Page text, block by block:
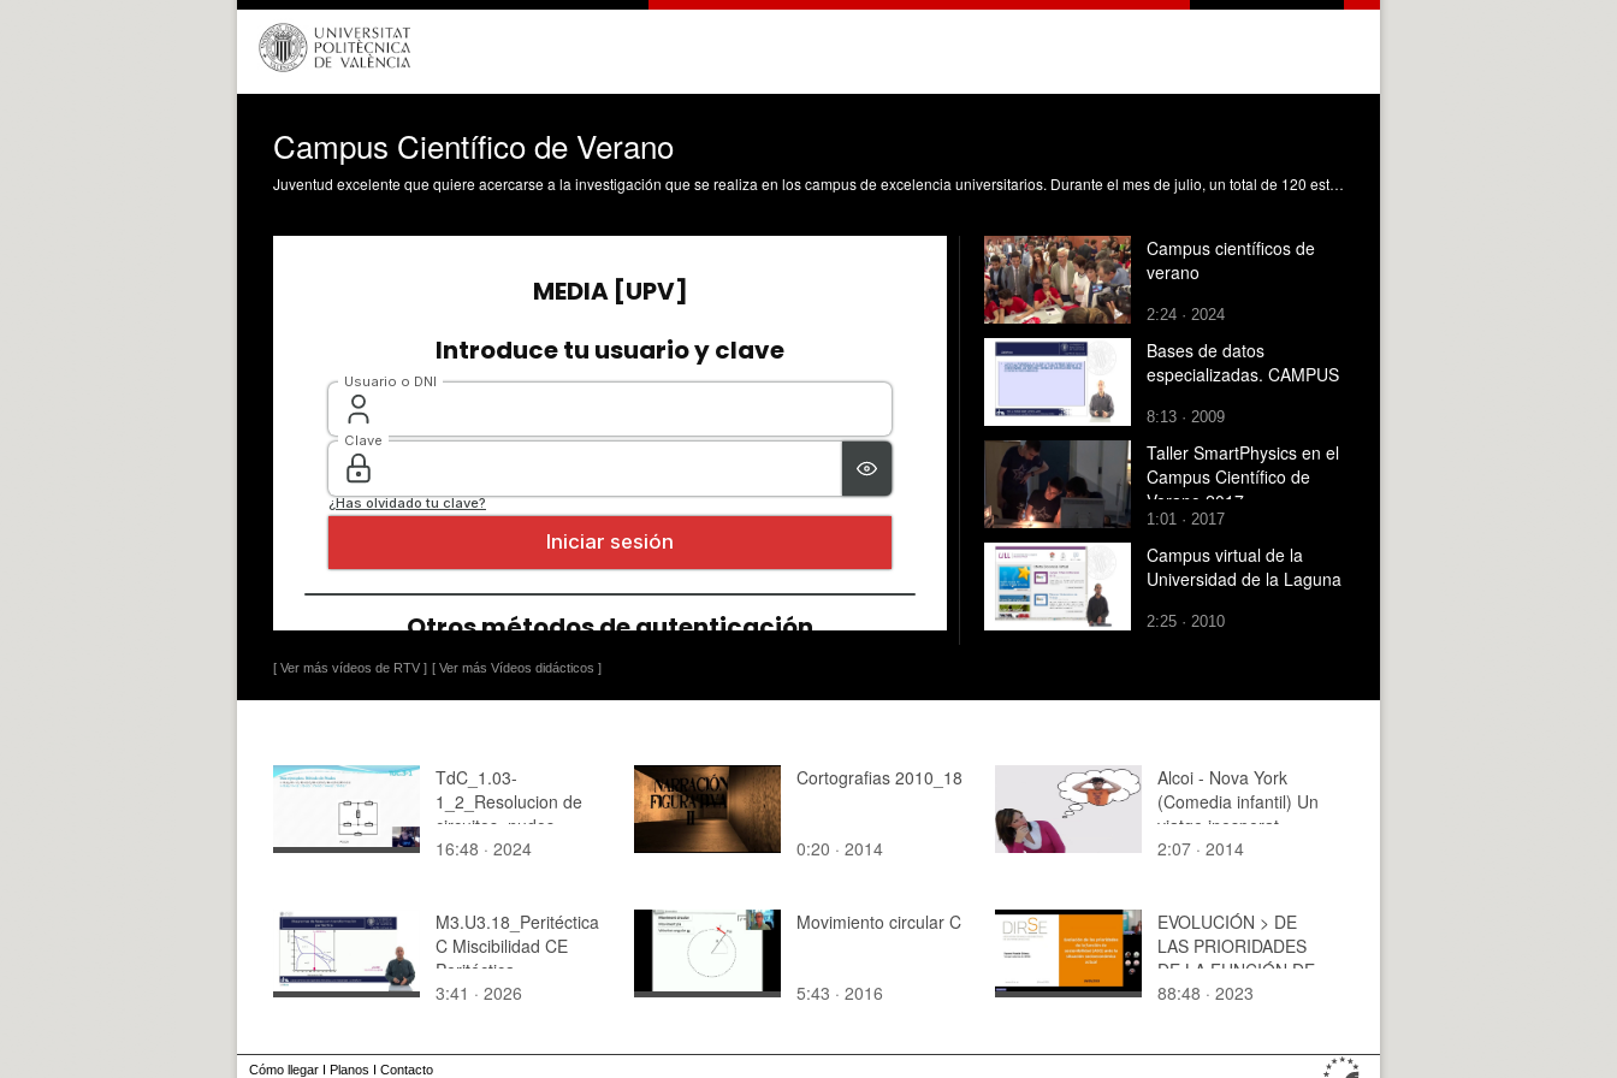
Campus Científico de Verano
Juventud excelente que quiere acercarse a la investigación que se realiza en los campus de excelencia universitarios. Durante el mes de julio, un total de 120 estudiantes llegarán a VLC Campus en la séptima edición del Programa Campus Científicos de Verano. La selección de los participantes, estudiantes de cuarto de la ESO y primero de bachiller, responde a su nivel académico. Tienen una media de 9 y medio o 10.
[ Ver más vídeos de RTV ] [ Ver más Vídeos didácticos ]
Campus científicos de
verano
2:24 · 2024
Bases de datos
especializadas. CAMPUS
8:13 · 2009
Taller SmartPhysics en el
Campus Científico de
Verano 2017
1:01 · 2017
Campus virtual de la
Universidad de la Laguna
2:25 · 2010
TdC_1.03-
1_2_Resolucion de
circuitos_nudos
16:48 · 2024
Cortografias 2010_18
0:20 · 2014
Alcoi - Nova York
(Comedia infantil) Un
viatge inesperat
2:07 · 2014
M3.U3.18_Peritéctica
C Miscibilidad CE
Peritéctica
3:41 · 2026
Movimiento circular C
5:43 · 2016
EVOLUCIÓN > DE
LAS PRIORIDADES
DE LA FUNCIÓN DE
SOSTENIBILIDAD
88:48 · 2023
Cómo llegar I Planos I Contacto